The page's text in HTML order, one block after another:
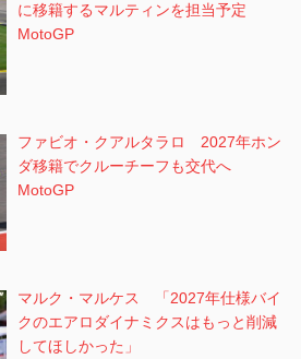
に移籍するマルティンを担当予定
MotoGP
ファビオ・クアルタラロ 2027年ホン
ダ移籍でクルーチーフも交代へ
MotoGP
マルク・マルケス 「2027年仕様バイ
クのエアロダイナミクスはもっと削減
してほしかった」